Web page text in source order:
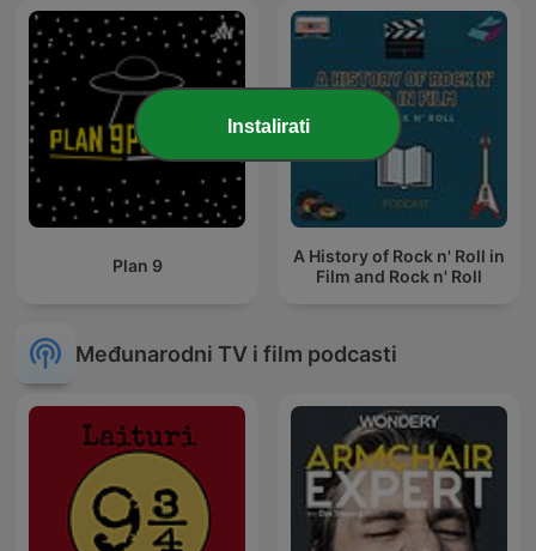
Plan 9
A History of Rock n' Roll in
Film and Rock n' Roll
Međunarodni TV i film podcasti
Instalirati